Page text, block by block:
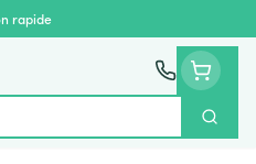
rapide